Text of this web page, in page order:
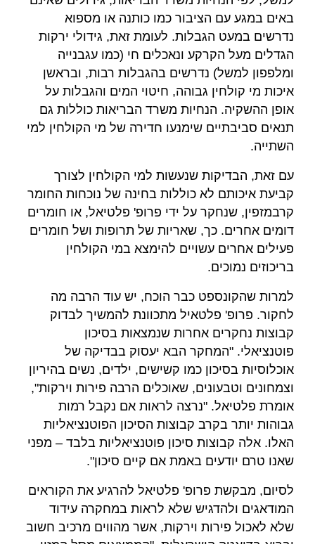
באים במגע עם הציבור כמו כותנה או מספוא
נדרשים במעט הגבלות. לעומת זאת, גידולי ירקות
הגדלים מעל הקרקע ונאכלים חי (כמו עגבנייה
ומלפפון למשל) נדרשים בהגבלות רבות, ובראשן
איכות מי קולחין גבוהה, חיטוי המים והגבלות על
אופן ההשקיה. הנחיות משרד הבריאות כוללות גם
תנאים סביבתיים שימנעו חדירה של מי הקולחין למי
השתייה.
עם זאת, הבדיקות שנעשות למי הקולחין לצורך
קביעת איכותם לא כוללות בחינה של נוכחות החומר
קרבמזפין, שנחקר על ידי פרופ' פלטיאל, או חומרים
דומים אחרים. כך, שאריות של תרופות ושל חומרים
פעילים אחרים עשויים להימצא במי הקולחין
בריכוזים נמוכים.
למרות שהקונספט כבר הוכח, יש עוד הרבה מה
לחקור. פרופ' פלטאיל מתכוונת להמשיך לבדוק
קבוצות נחקרים אחרות שנמצאות בסיכון
פוטנציאלי. "המחקר הבא יעסוק בבדיקה של
אוכלוסיות בסיכון כמו קשישים, ילדים, נשים בהיריון
וצמחונים וטבעונים, שאוכלים הרבה פירות וירקות",
אומרת פלטיאל. "נרצה לראות אם נקבל רמות
גבוהות יותר בקרב קבוצות הסיכון הפוטנציאליות
האלו. אלה קבוצות סיכון פוטנציאליות בלבד – מפני
שאנו טרם יודעים באמת אם קיים סיכון".
לסיום, מבקשת פרופ' פלטיאל להרגיע את הקוראים
המודאגים ולהדגיש שלא לראות במחקרה עידוד
שלא לאכול פירות וירקות, אשר מהווים מרכיב חשוב